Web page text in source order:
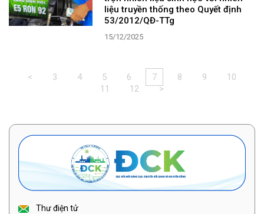
liệu truyền thống theo Quyết định
53/2012/QĐ-TTg
15/12/2025
< 3 4 5 6 7 8 9
10
11
12 >
Thư điện tử